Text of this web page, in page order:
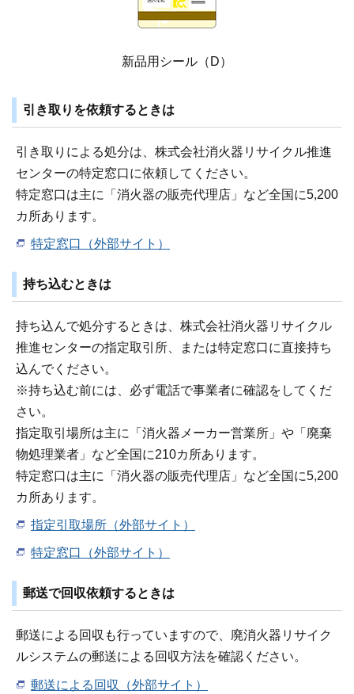
新品用シール（D）
引き取りを依頼するときは
引き取りによる処分は、株式会社消火器リサイクル推進
センターの特定窓口に依頼してください。
特定窓口は主に「消火器の販売代理店」など全国に5,200
カ所あります。
特定窓口（外部サイト）
持ち込むときは
持ち込んで処分するときは、株式会社消火器リサイクル
推進センターの指定取引所、または特定窓口に直接持ち
込んでください。
※持ち込む前には、必ず電話で事業者に確認をしてくだ
さい。
指定取引場所は主に「消火器メーカー営業所」や「廃棄
物処理業者」など全国に210カ所あります。
特定窓口は主に「消火器の販売代理店」など全国に5,200
カ所あります。
指定引取場所（外部サイト）
特定窓口（外部サイト）
郵送で回収依頼するときは
郵送による回収も行っていますので、廃消火器リサイク
ルシステムの郵送による回収方法を確認ください。
郵送による回収（外部サイト）